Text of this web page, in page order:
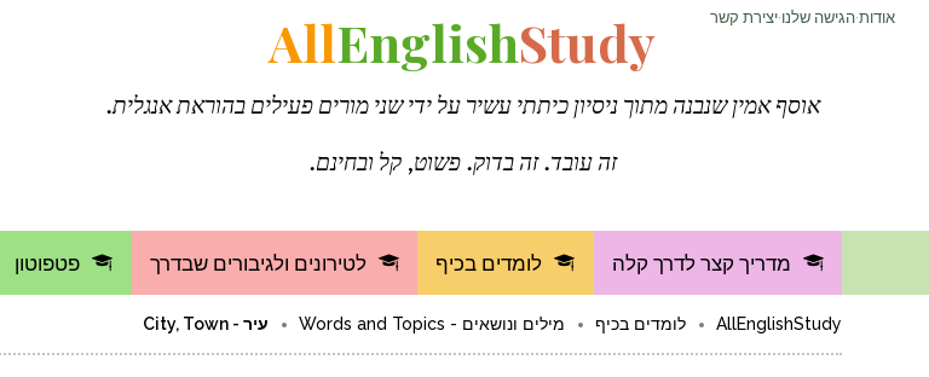
אודות·הגישה שלנו·יצירת קשר AllEnglishStudy
אוסף אמין שנבנה מתוך ניסיון כיתתי עשיר על ידי שני מורים פעילים בהוראת אנגלית.
זה עובד. זה בדוק. פשוט, קל ובחינם.
מדריך קצר לדרך קלה לומדים בכיף לטירונים ולגיבורים שבדרך פטפוטון
AllEnglishStudy לומדים בכיף מילים ונושאים - Words and Topics עיר - City, Town